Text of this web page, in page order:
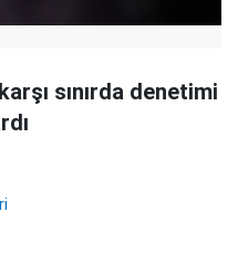
sınırda denetimi